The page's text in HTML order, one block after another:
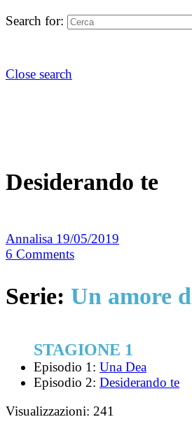
Search for:
Close search
Desiderando te
Annalisa 19/05/2019
6 Comments
Serie: Un amore
STAGIONE 1
Episodio 1: Una Dea
Episodio 2: Desiderando te
Visualizzazioni: 241